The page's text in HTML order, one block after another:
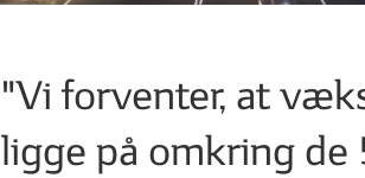
"Vi forventer, at
ligge på omkring de